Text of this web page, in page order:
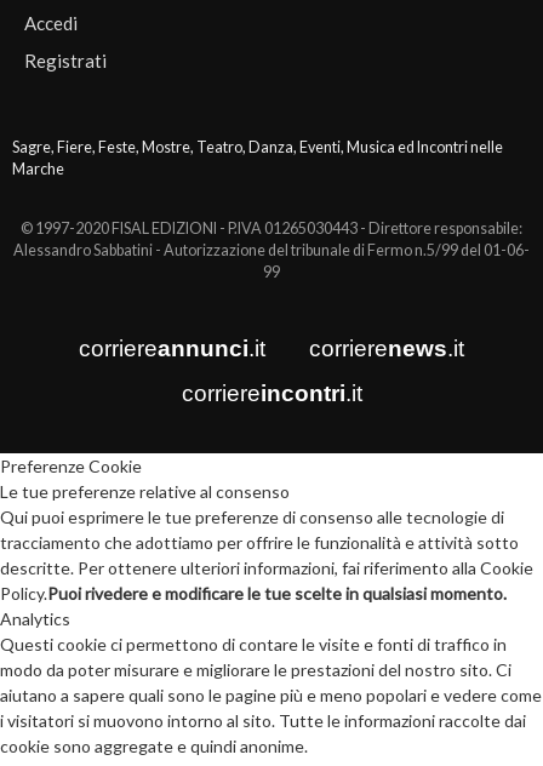
Accedi
Registrati
Sagre, Fiere, Feste, Mostre, Teatro, Danza, Eventi, Musica ed Incontri nelle
Marche
© 1997-2020 FISAL EDIZIONI - P.IVA 01265030443 - Direttore responsabile:
Alessandro Sabbatini - Autorizzazione del tribunale di Fermo n.5/99 del 01-06-
99
corriereannunci.it corrierenews.it
corriereincontri.it
Preferenze Cookie
Le tue preferenze relative al consenso
Qui puoi esprimere le tue preferenze di consenso alle tecnologie di
tracciamento che adottiamo per offrire le funzionalità e attività sotto
descritte. Per ottenere ulteriori informazioni, fai riferimento alla Cookie
Policy.Puoi rivedere e modificare le tue scelte in qualsiasi momento.
Analytics
Questi cookie ci permettono di contare le visite e fonti di traffico in
modo da poter misurare e migliorare le prestazioni del nostro sito. Ci
aiutano a sapere quali sono le pagine più e meno popolari e vedere come
i visitatori si muovono intorno al sito. Tutte le informazioni raccolte dai
cookie sono aggregate e quindi anonime.